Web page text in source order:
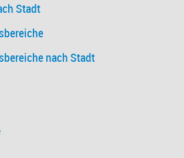
Stadt
nach Stadt